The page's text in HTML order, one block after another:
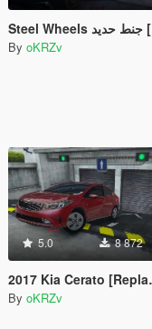
Steel Wheels جنط حديد [UNLOCKED]
By oKRZv
5.0 8 872
2017 Kia Cerato [Replace]
By oKRZv